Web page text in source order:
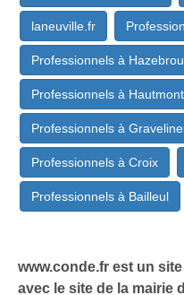
laneuville.fr
Professionnels à
Professionnels à Hautmont
Professionnels à
Professionnels à Croix
Professionnels à Bailleul
www.conde.fr est un
avec le site de la mairie